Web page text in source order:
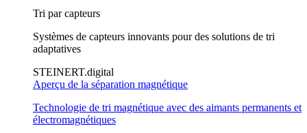
Tri par capteurs
Systèmes de capteurs innovants pour des solutions de tri
adaptatives
STEINERT.digital
Aperçu de la séparation magnétique
Technologie de tri magnétique avec des aimants permanents et
électromagnétiques